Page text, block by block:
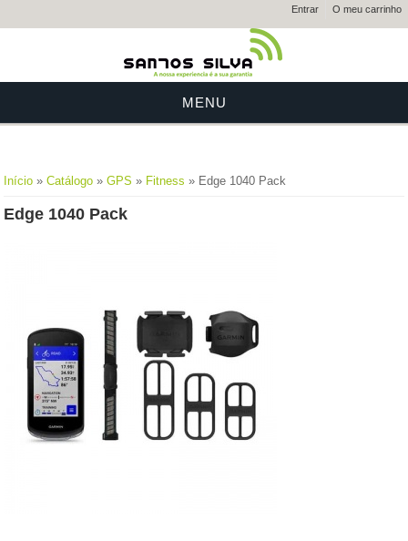
Entrar O meu carrinho
MENU
Está aqui
Início »Catálogo »GPS » Fitness » Edge 1040 Pack
Edge 1040 Pack